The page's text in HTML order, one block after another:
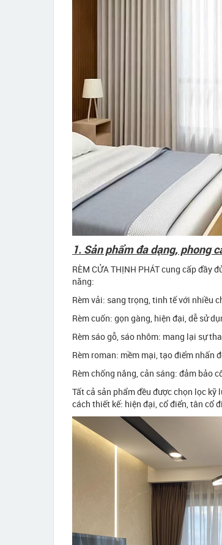
1. Sản phẩm đa dạng, phong
RÈM CỬA THỊNH PHÁT cung cấp đầy
năng:
Rèm vải: sang trọng, tinh tế với nhiều
Rèm cuốn: gọn gàng, hiện đại, dễ sử
Rèm sáo gỗ, sáo nhôm: mang lại sự
Rèm roman: mềm mại, tạo điểm nhấn
Rèm chống nắng, cản sáng: đảm bảo
Tất cả sản phẩm đều được chọn lọc
cách thiết kế: hiện đại, cổ điển, tân cổ